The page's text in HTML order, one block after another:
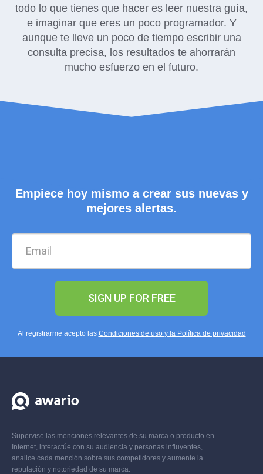
todo lo que tienes que hacer es leer nuestra guía,
e imaginar que eres un poco programador. Y
aunque te lleve un poco de tiempo escribir una
consulta precisa, los resultados te ahorrarán
mucho esfuerzo en el futuro.
Empiece hoy mismo a crear sus nuevas y
mejores alertas.
SIGN UP FOR FREE
Al registrarme acepto las Condiciones de uso y la Política de privacidad
Supervise las menciones relevantes de su marca o producto en
Internet, interactúe con su audiencia y personas influyentes,
analice cada mención sobre sus competidores y aumente la
reputación y notoriedad de su marca.